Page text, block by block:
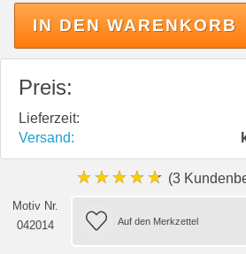
IN DEN WARENKORB
Preis:
Lieferzeit:
Versand:
★★★★★ (3
Motiv Nr.
042014